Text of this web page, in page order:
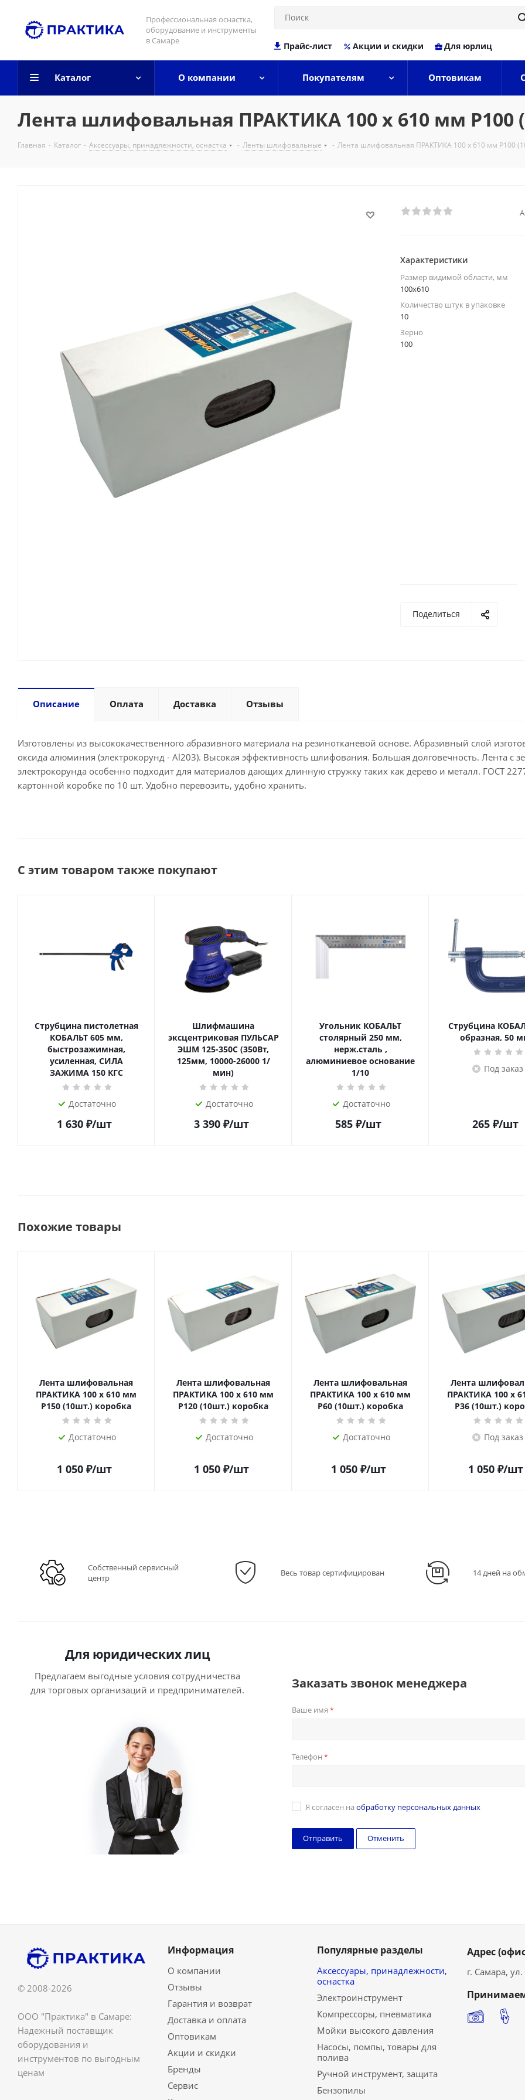
Профессиональная оснастка,
оборудование и инструменты
в Самаре
Прайс-лист Акции и скидки Для юрлиц
Каталог О компании Покупателям Оптовикам
Лента шлифовальная ПРАКТИКА 100 х 610 мм P100
Главная - Каталог - Аксессуары, принадлежности, оснастка - Ленты шлифовальные - Лента шлифовальная ПРАКТИКА 100 х 610 мм P100
Характеристики
Размер видимой области, мм
100x610
Количество штук в упаковке
10
Зерно
100
Поделиться
Описание Оплата Доставка Отзывы
Изготовлены из высококачественного абразивного материала на резинотканевой основе. Абразивный слой
оксида алюминия (электрокорунд - Al203). Высокая эффективность шлифования. Большая долговечность. Лента с
электрокорунда особенно подходит для материалов дающих длинную стружку таких как дерево и металл. ГОСТ
картонной коробке по 10 шт. Удобно перевозить, удобно хранить.
С этим товаром также покупают
Струбцина пистолетная
КОБАЛЬТ 605 мм,
быстрозажимная,
усиленная, СИЛА
ЗАЖИМА 150 КГC
Достаточно
1 630₽/шт
Шлифмашина
эксцентриковая ПУЛЬСАР
ЭШМ 125-350С (350Вт,
125мм, 10000-26000 1/
мин)
Достаточно
3 390₽/шт
Угольник КОБАЛЬТ
столярный 250 мм,
нерж.сталь ,
алюминиевое основание
1/10
Достаточно
585 ₽/шт
Струбцина
образная, 50
Под заказ
265 ₽/шт
Похожие товары
Лента шлифовальная
ПРАКТИКА 100 х 610 мм
P150 (10шт.) коробка
Достаточно
1 050₽/шт
Лента шлифовальная
ПРАКТИКА 100 х 610 мм
P120 (10шт.) коробка
Достаточно
1 050₽/шт
Лента шлифовальная
ПРАКТИКА 100 х 610 мм
P60 (10шт.) коробка
Достаточно
1 050₽/шт
Лента
ПРАКТИКА 100 х
P36 (10шт.)
Под заказ
1 050₽/шт
Собственный сервисный
центр
Весь товар сертифицирован 14 дней на
Для юридических лиц
Предлагаем выгодные условия сотрудничества
для торговых организаций и предпринимателей.
Заказать звонок менеджера
Ваше имя *
Телефон *
Я согласен на обработку персональных данных
Отменить
© 2008-2026
ООО "Практика" в Самаре:
Надежный поставщик
оборудования и
инструментов по выгодным
ценам
Информация
О компании
Отзывы
Гарантия и возврат
Доставка и оплата
Оптовикам
Акции и скидки
Бренды
Сервис
Популярные разделы
Аксессуары, принадлежности,
оснастка
Электроинструмент
Компрессоры, пневматика
Мойки высокого давления
Насосы, помпы, товары для
полива
Ручной инструмент, защита
Бензопилы
Адрес
г. Самара,